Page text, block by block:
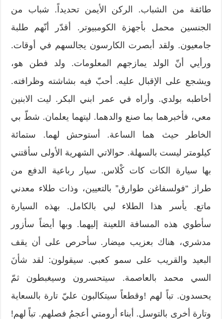
طائفة من الشباب. الركن الأيمن تحديداً. شباب من
الجنسين محمل بأجهزة الكومبيوتر. أقدّر أنّهم طلبة
جامعيون. ولقد أبصرت الكارسون يجالسهم في أوقات.
ورأيي أنّ الولد يمازجهم المعلومات. ولد فطن هو،
ويشجع على الإقبال عليه. أحبّ فيه بشاشته وظرافته.
أخاطبه بولدي. وأراه في عمر ابني البكر. ليت الابنين
معي، فأخبرهما بما صنع والدهما. ليتهما يعلمان. شطّ بي
الخاطر حيث هما الساعة. أستوحش لهما. ستمائة
كيلومتر ليست بالسهلة. حوالاتي الشهرية الأولى سأقتني
بها سيارة الكات كات كْلاس. سيار رباعية الدفع من
طراز “فولسفاغن طوارق” بالتعيين، وذات طلاء معدني
ماتع. يأسر هذا الطلاء لبي بالكامل. بهذه السيارة
سأطوي هذه المسافة اللعينة إليهما. وبها أيضاً سأزور
مدشري، هناك بعزيب ميضار. سأحرص على أن يقف
البعيد والقريب على سمو كعبي. سيقولون: لقد شأنَ
السي محمد بالعاصمة. سيتحسرون وسيغبطون ثمّ
يحسدون. تباً لهم !وقطعاً سيتكالبون عليّ تارة بالسعاية
وتارة أخرى بالتوسل. أبناء أرومتي أعجمُ فصلهم. تباً لهم!